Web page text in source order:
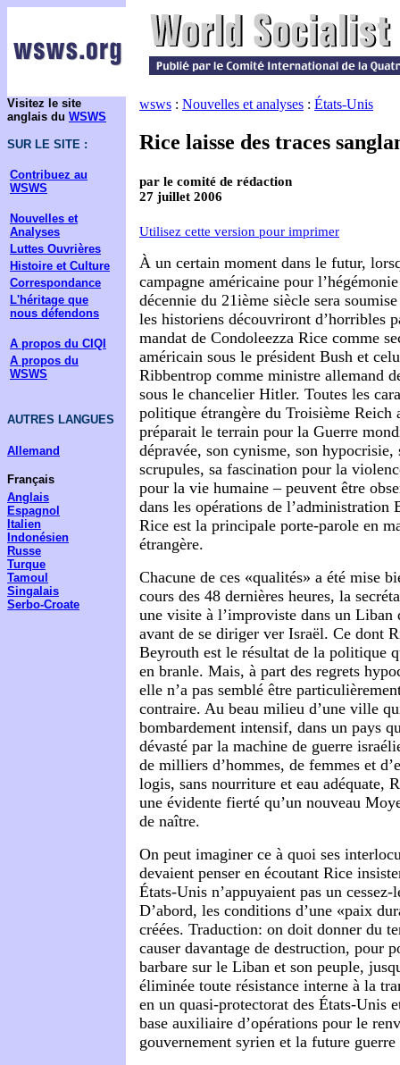
Visitez le site
anglais du WSWS
SUR LE SITE :
Contribuez au
WSWS
Nouvelles et
Analyses
Luttes Ouvrières
Histoire et Culture
Correspondance
L'héritage que
nous défendons
A propos du CIQI
A propos du
WSWS
AUTRES LANGUES
Allemand
Français
Anglais
Espagnol
Italien
Indonésien
Russe
Turque
Tamoul
Singalais
Serbo-Croate
wsws : Nouvelles et analyses : États-Unis
Rice laisse des traces
par le comité de rédaction
27 juillet 2006
Utilisez cette version pour imprimer
À un certain moment dans le futur,
campagne américaine pour
décennie du 21ième siècle sera
les historiens découvriront d’horribles
mandat de Condoleezza Rice comme
américain sous le président Bush et
Ribbentrop comme ministre allemand
sous le chancelier Hitler. Toutes les
politique étrangère du Troisième Reich
préparait le terrain pour la Guerre
dépravée, son cynisme, son hypocrisie,
scrupules, sa fascination pour la
pour la vie humaine – peuvent être
dans les opérations de l’administration
Rice est la principale porte-parole en
étrangère.
Chacune de ces «qualités» a été mise
cours des 48 dernières heures, la
une visite à l’improviste dans un Liban
avant de se diriger ver Israël. Ce dont
Beyrouth est le résultat de la politique
en branle. Mais, à part des regrets
elle n’a pas semblé être
contraire. Au beau milieu d’une ville
bombardement intensif, dans un pays
dévasté par la machine de guerre
de milliers d’hommes, de femmes et
logis, sans nourriture et eau adéquate,
une évidente fierté qu’un nouveau
de naître.
On peut imaginer ce à quoi ses
devaient penser en écoutant Rice
États-Unis n’appuyaient pas un
D’abord, les conditions d’une «paix
créées. Traduction: on doit donner du
causer davantage de destruction, pour
barbare sur le Liban et son peuple,
éliminée toute résistance interne à la
en un quasi-protectorat des États-Unis
base auxiliaire d’opérations pour le
gouvernement syrien et la future